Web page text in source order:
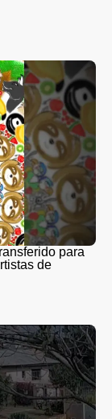
para
de